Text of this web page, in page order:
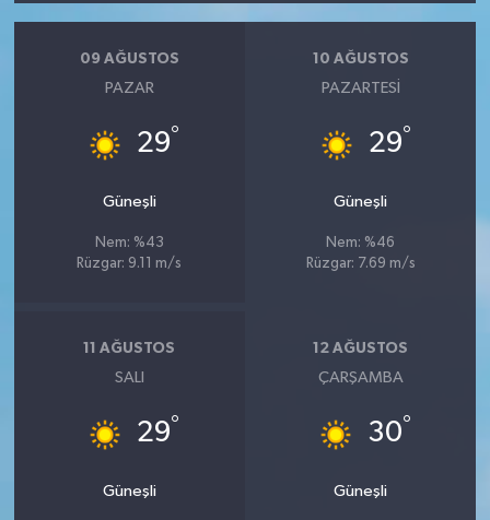
09 AĞUSTOS
PAZAR
29°
Güneşli
Nem: %43
Rüzgar: 9.11 m/s
10 AĞUSTOS
PAZARTESI
29°
Güneşli
Nem: %46
Rüzgar: 7.69 m/s
11 AĞUSTOS
SALI
29°
Güneşli
12 AĞUSTOS
ÇARŞAMBA
30°
Güneşli